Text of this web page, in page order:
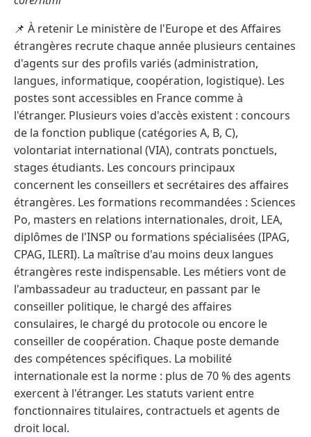
📌 À retenir Le ministère de l'Europe et des Affaires
étrangères recrute chaque année plusieurs centaines
d'agents sur des profils variés (administration,
langues, informatique, coopération, logistique). Les
postes sont accessibles en France comme à
l'étranger. Plusieurs voies d'accès existent : concours
de la fonction publique (catégories A, B, C),
volontariat international (VIA), contrats ponctuels,
stages étudiants. Les concours principaux
concernent les conseillers et secrétaires des affaires
étrangères. Les formations recommandées : Sciences
Po, masters en relations internationales, droit, LEA,
diplômes de l'INSP ou formations spécialisées (IPAG,
CPAG, ILERI). La maîtrise d'au moins deux langues
étrangères reste indispensable. Les métiers vont de
l'ambassadeur au traducteur, en passant par le
conseiller politique, le chargé des affaires
consulaires, le chargé du protocole ou encore le
conseiller de coopération. Chaque poste demande
des compétences spécifiques. La mobilité
internationale est la norme : plus de 70 % des agents
exercent à l'étranger. Les statuts varient entre
fonctionnaires titulaires, contractuels et agents de
droit local.